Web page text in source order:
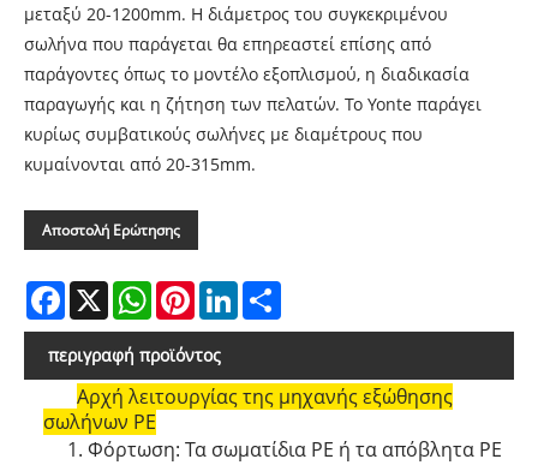
μεταξύ 20-1200mm. Η διάμετρος του συγκεκριμένου
σωλήνα που παράγεται θα επηρεαστεί επίσης από
παράγοντες όπως το μοντέλο εξοπλισμού, η διαδικασία
παραγωγής και η ζήτηση των πελατών. Το Yonte παράγει
κυρίως συμβατικούς σωλήνες με διαμέτρους που
κυμαίνονται από 20-315mm.
Αποστολή Ερώτησης
Facebook
X WhatsAppPinterestLinkedIn
περιγραφή προϊόντος
Αρχή λειτουργίας της μηχανής εξώθησης
σωλήνων PE
1. Φόρτωση: Τα σωματίδια ΡΕ ή τα απόβλητα ΡΕ